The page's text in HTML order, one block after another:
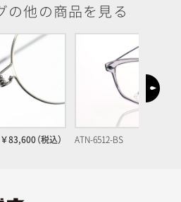
の他の商品を見る
￥83,600（税込） ATN-6512-BS